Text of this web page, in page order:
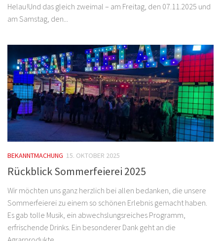
Helau!Und das gleich zweimal – am Freitag, den 07.11.2025 und
am Samstag, den...
BEKANNTMACHUNG 15. OKTOBER 2025
Rückblick Sommerfeierei 2025
Wir möchten uns ganz herzlich bei allen bedanken, die unsere
Sommerfeierei zu einem so schönen Erlebnis gemacht haben.
Es gab tolle Musik, ein abwechslungsreiches Programm,
erfrischende Drinks. Ein besonderer Dank geht an die